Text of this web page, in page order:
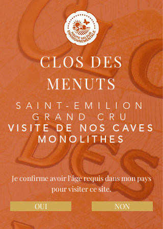
CLOS DES
MENUTS
SAINT-EMILION
GRAND CRU
VISITE DE NOS CAVES
MONOLITHES
Je confirme avoir l'âge requis dans mon pays
pour visiter ce site.
OUI
NON